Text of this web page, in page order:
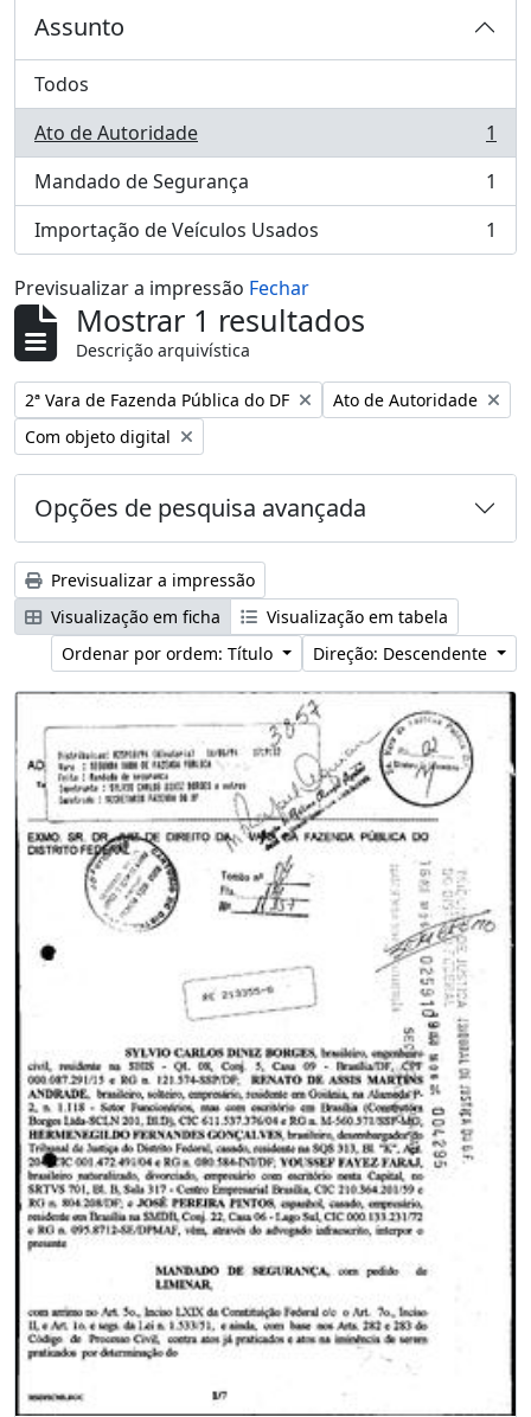
Assunto
Todos
Ato de Autoridade
, 1 resultados
1
Mandado de Segurança
, 1 resultados
1
Importação de Veículos Usados
, 1 resultados 1
Previsualizar a impressão Fechar
Mostrar 1 resultados
Descrição arquivística
Remover filtro:
2ª Vara de Fazenda Pública do DF Remover filtro:
Ato de Autoridade
Remover filtro:
Com objeto digital
Opções de pesquisa avançada
Previsualizar a impressão
Visualização em ficha
Visualização em tabela
Ordenar por ordem: Título
Direção: Descendente